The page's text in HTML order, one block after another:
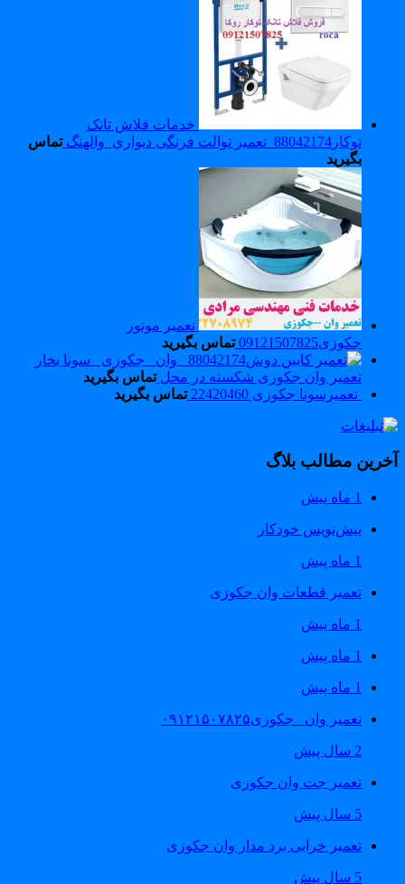
خدمات فلاش تانک
توکار88042174_تعمیر توالت فرنگی دیواری_والهنگ
تماس
بگیرید
تعمیر موتور
جکوزی09121507825
تماس بگیرید
تعمیر وان جکوزی شکسته در محل تماس بگیرید
تعمیرسونا جکوزی 22420460
تماس بگیرید
مطالب بلاگ
1 ماه پیش
پیش‌نویس خودکار
تعمیر قطعات وان جکوزی
1 ماه پیش
1 ماه پیش
تعمیر وان _جکوزی۰۹۱۲۱۵۰۷۸۲۵
تعمیر جت وان جکوزی
تعمیر خرابی برد مدار وان جکوزی